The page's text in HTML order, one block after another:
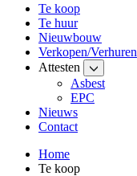
Te koop
Te huur
Nieuwbouw
Verkopen/Verhuren
Attesten
Asbest
EPC
Nieuws
Contact
Home
Te koop